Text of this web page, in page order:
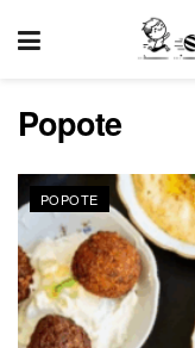
Popote
POPOTE